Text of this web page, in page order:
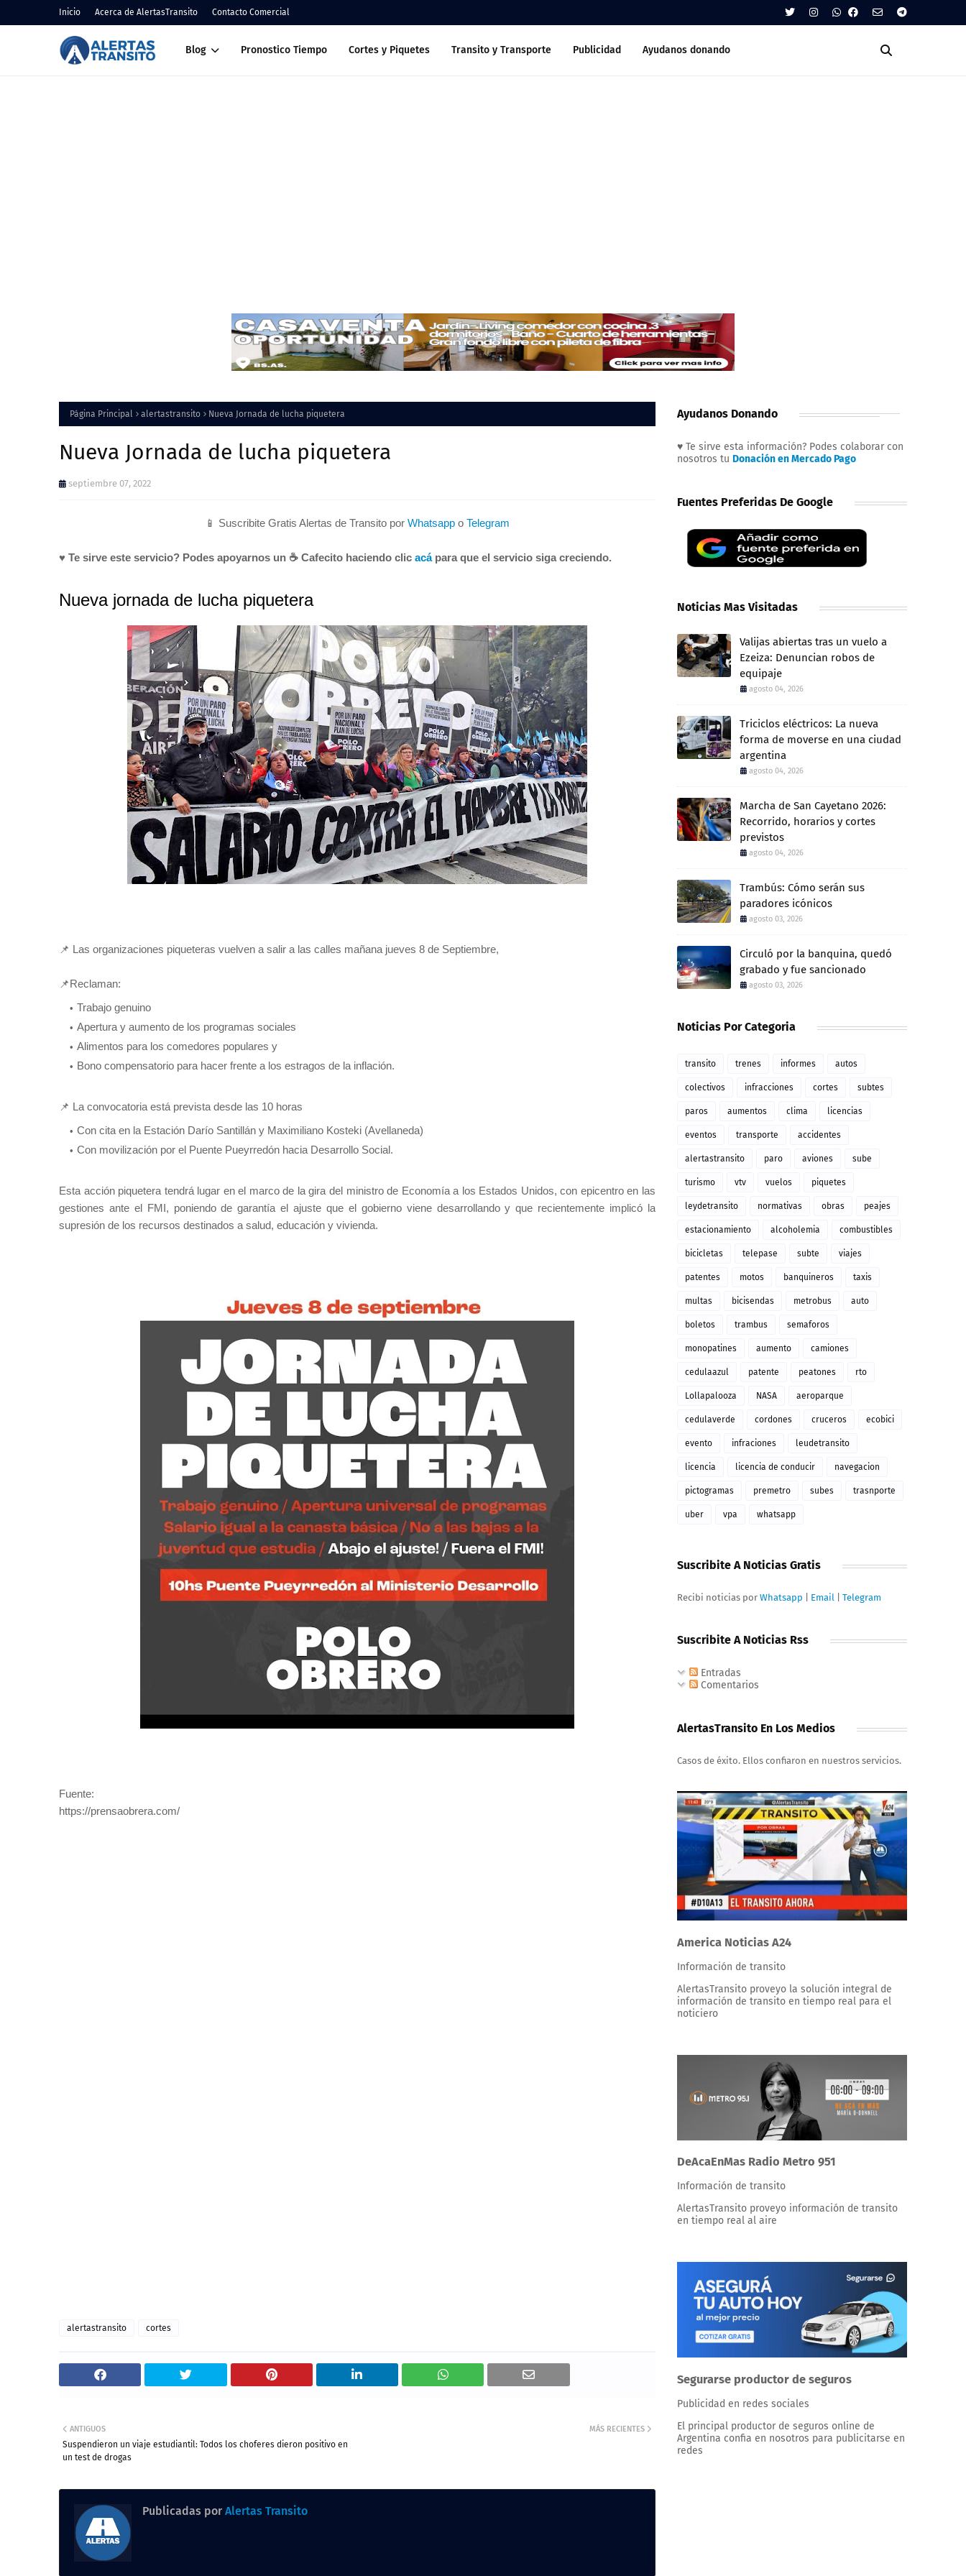
Inicio Acerca de AlertasTransito Contacto Comercial
Blog Pronostico Tiempo Cortes y Piquetes Transito y Transporte Publicidad Ayudanos donando
Página Principal alertastransito Nueva Jornada de lucha piquetera
Nueva Jornada de lucha piquetera
septiembre 07, 2022
📱 Suscribite Gratis Alertas de Transito por Whatsapp o Telegram
♥ Te sirve este servicio? Podes apoyarnos un ☕ Cafecito haciendo clic acápara que el servicio siga creciendo.
Nueva jornada de lucha piquetera
📌 Las organizaciones piqueteras vuelven a salir a las calles mañana jueves 8 de Septiembre,
📌Reclaman:
Trabajo genuino
Apertura y aumento de los programas sociales
Alimentos para los comedores populares y
Bono compensatorio para hacer frente a los estragos de la inflación.
📌 La convocatoria está prevista desde las 10 horas
Con cita en la Estación Darío Santillán y Maximiliano Kosteki (Avellaneda)
Con movilización por el Puente Pueyrredón hacia Desarrollo Social.
Esta acción piquetera tendrá lugar en el marco de la gira del ministro de Economía a los Estados Unidos, con epicentro en las
gestiones ante el FMI, poniendo de garantía el ajuste que el gobierno viene desarrollando y que recientemente implicó la
supresión de los recursos destinados a salud, educación y vivienda.
Fuente:
https://prensaobrera.com/
alertastransito cortes
MÁS RECIENTES
ANTIGUOS
Suspendieron un viaje estudiantil: Todos los choferes dieron positivo en
un test de drogas
Publicadas por Alertas Transito
Ayudanos Donando
♥ Te sirve esta información? Podes colaborar con
nosotros tu Donación en Mercado Pago
Fuentes Preferidas De Google
Noticias Mas Visitadas
Valijas abiertas tras un vuelo a
Ezeiza: Denuncian robos de
equipaje
agosto 04, 2026
Triciclos eléctricos: La nueva
forma de moverse en una ciudad
argentina
agosto 04, 2026
Marcha de San Cayetano 2026:
Recorrido, horarios y cortes
previstos
agosto 04, 2026
Trambús: Cómo serán sus
paradores icónicos
agosto 03, 2026
Circuló por la banquina, quedó
grabado y fue sancionado
agosto 03, 2026
Noticias Por Categoria
transito trenes informes autos
colectivos infracciones cortes subtes
paros aumentos clima licencias
eventos transporte accidentes
alertastransito paro aviones sube
turismo vtv vuelos piquetes
leydetransito normativas obras peajes
estacionamiento alcoholemia combustibles
bicicletas telepase subte viajes
patentes motos banquineros taxis
multas bicisendas metrobus auto
boletos trambus semaforos
monopatines aumento camiones
cedulaazul patente peatones rto
Lollapalooza NASA aeroparque
cedulaverde cordones cruceros ecobici
evento infraciones leudetransito
licencia licencia de conducir navegacion
pictogramas premetro subes trasnporte
uber vpa whatsapp
Suscribite A Noticias Gratis
Recibi noticias por Whatsapp Email Telegram
Suscribite A Noticias Rss
Entradas
Comentarios
AlertasTransito En Los Medios
Casos de éxito. Ellos confiaron en nuestros servicios.
America Noticias A24
Información de transito
AlertasTransito proveyo la solución integral de
información de transito en tiempo real para el
noticiero
DeAcaEnMas Radio Metro 951
Información de transito
AlertasTransito proveyo información de transito
en tiempo real al aire
Segurarse productor de seguros
Publicidad en redes sociales
El principal productor de seguros online de
Argentina confia en nosotros para publicitarse en
redes